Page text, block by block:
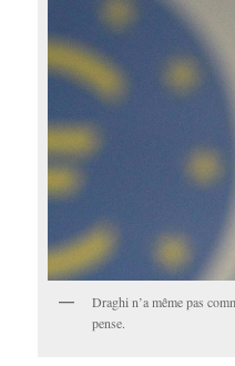
Draghi n’a même pas
pense.